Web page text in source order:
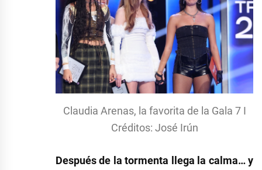
Claudia Arenas, la favorita de la Gala 7 I
Créditos: José Irún
Después de la tormenta llega la calma… y